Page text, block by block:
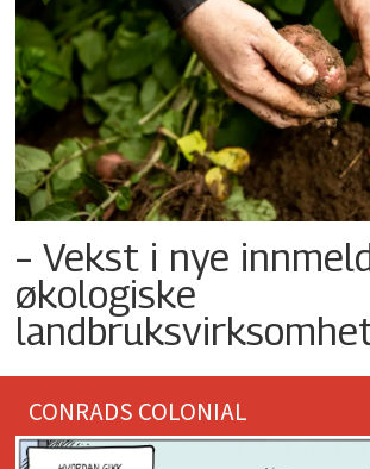
– Vekst i nye
økologiske
CONRADS COLONIAL